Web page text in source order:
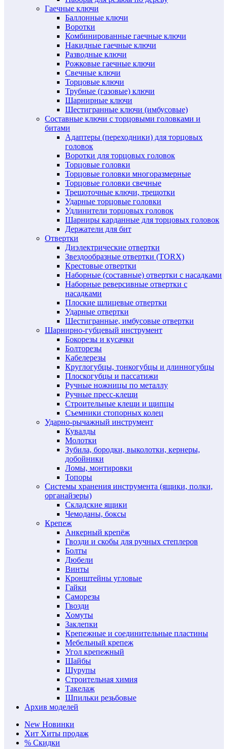
Гаечные ключи
Баллонные ключи
Воротки
Комбинированные гаечные ключи
Накидные гаечные ключи
Разводные ключи
Рожковые гаечные ключи
Свечные ключи
Торцовые ключи
Трубные (газовые) ключи
Шарнирные ключи
Шестигранные ключи (имбусовые)
Составные ключи с торцовыми головками и
битами
Адаптеры (переходники) для торцовых
головок
Воротки для торцовых головок
Торцовые головки
Торцовые головки многоразмерные
Торцовые головки свечные
Трещоточные ключи, трещотки
Ударные торцовые головки
Удлинители торцовых головок
Шарниры карданные для торцовых головок
Держатели для бит
Отвертки
Диэлектрические отвертки
Звездообразные отвертки (TORX)
Крестовые отвертки
Наборные (составные) отвертки с насадками
Наборные реверсивные отвертки с
насадками
Плоские шлицевые отвертки
Ударные отвертки
Шестигранные, имбусовые отвертки
Шарнирно-губцевый инструмент
Бокорезы и кусачки
Болторезы
Кабелерезы
Круглогубцы, тонкогубцы и длинногубцы
Плоскогубцы и пассатижи
Ручные ножницы по металлу
Ручные пресс-клещи
Строительные клещи и щипцы
Съемники стопорных колец
Ударно-рычажный инструмент
Кувалды
Молотки
Зубила, бородки, выколотки, кернеры,
добойники
Ломы, монтировки
Топоры
Системы хранения инструмента (ящики, полки,
органайзеры)
Складские ящики
Чемоданы, боксы
Крепеж
Анкерный крепёж
Гвозди и скобы для ручных степлеров
Болты
Дюбели
Винты
Кронштейны угловые
Гайки
Саморезы
Гвозди
Хомуты
Заклепки
Крепежные и соединительные пластины
Мебельный крепеж
Угол крепежный
Шайбы
Шурупы
Строительная химия
Такелаж
Шпильки резьбовые
Архив моделей
New Новинки
Хит Хиты продаж
% Скидки